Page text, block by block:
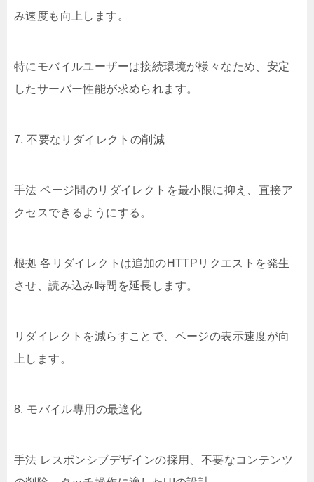
み速度も向上します。
特にモバイルユーザーは接続環境が様々なため、安定
したサーバー性能が求められます。
7. 不要なリダイレクトの削減
手法 ページ間のリダイレクトを最小限に抑え、直接ア
クセスできるようにする。
根拠 各リダイレクトは追加のHTTPリクエストを発生
させ、読み込み時間を延長します。
リダイレクトを減らすことで、ページの表示速度が向
上します。
8. モバイル専用の最適化
手法 レスポンシブデザインの採用、不要なコンテンツ